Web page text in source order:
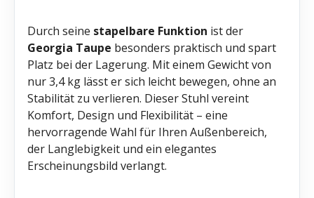
Durch seine stapelbare Funktion ist der
Georgia Taupe besonders praktisch und spart
Platz bei der Lagerung. Mit einem Gewicht von
nur 3,4 kg lässt er sich leicht bewegen, ohne an
Stabilität zu verlieren. Dieser Stuhl vereint
Komfort, Design und Flexibilität – eine
hervorragende Wahl für Ihren Außenbereich,
der Langlebigkeit und ein elegantes
Erscheinungsbild verlangt.